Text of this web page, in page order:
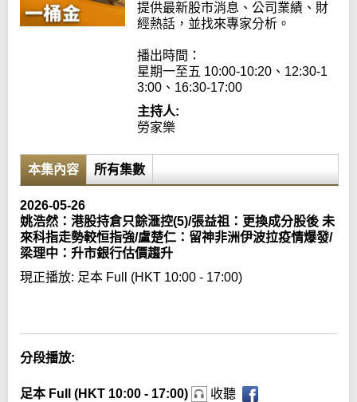
提供最新股市消息、公司業績、財
經熱話，並找來專家分析。
播出時間：
星期一至五 10:00-10:20、12:30-1
3:00、16:30-17:00
主持人:
勞家樂
本集內容 所有集數
2026-05-26
姚浩然：港股持倉只餘滙控(5)/張益祖：更換成分股後 未
來科指走勢較恒指強/盧楚仁：留神非洲伊波拉疫情爆發/
梁理中：升市銀行估價趨升
現正播放: 足本 Full (HKT 10:00 - 17:00)
分段播放:
足本 Full (HKT 10:00 - 17:00) 收聽